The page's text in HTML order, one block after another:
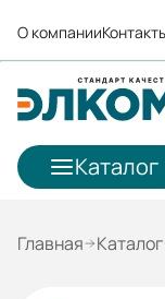
О компании
Каталог
Главная Каталог